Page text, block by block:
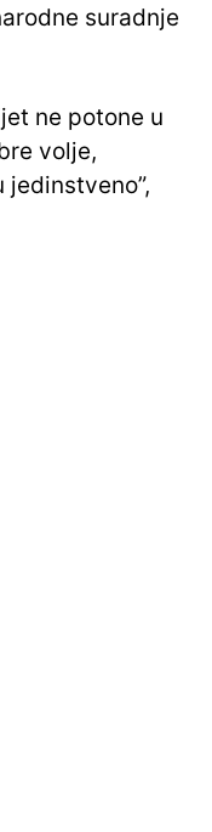
suradnje
ne potone u
volje,